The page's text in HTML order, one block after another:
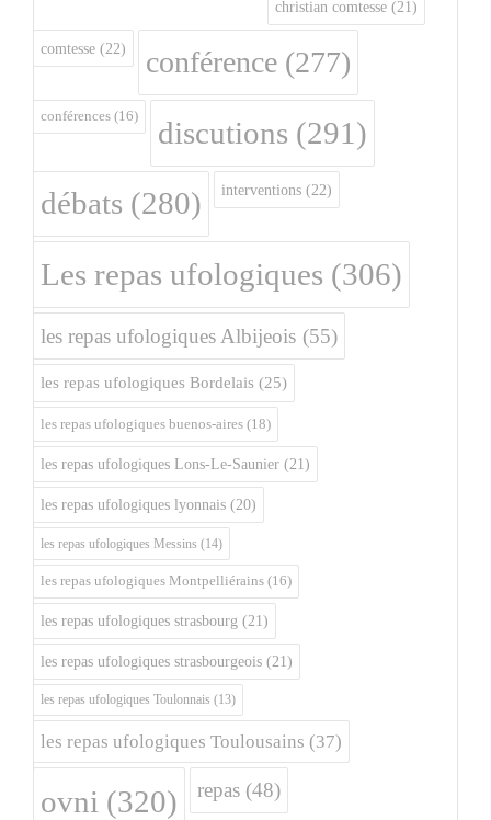
christian comtesse (21)
comtesse (22) conférence (277)
conférences (16) discutions (291)
débats (280) interventions (22)
Les repas ufologiques (306)
les repas ufologiques Albijeois (55)
les repas ufologiques Bordelais (25)
les repas ufologiques buenos-aires (18)
les repas ufologiques Lons-Le-Saunier (21)
les repas ufologiques lyonnais (20)
les repas ufologiques Messins (14)
les repas ufologiques Montpelliérains (16)
les repas ufologiques strasbourg (21)
les repas ufologiques strasbourgeois (21)
les repas ufologiques Toulonnais (13)
les repas ufologiques Toulousains (37)
ovni (320) repas (48)